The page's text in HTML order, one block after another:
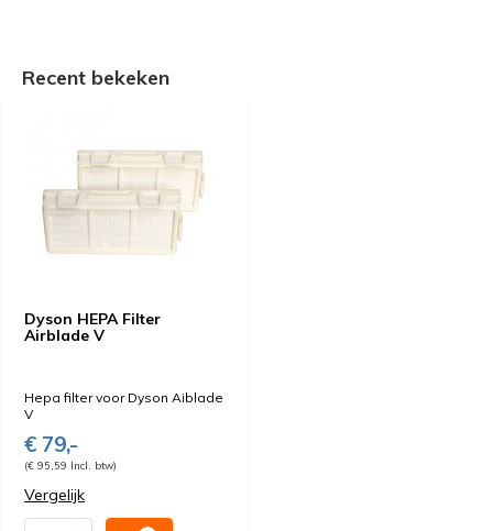
Recent bekeken
Dyson HEPA Filter
Airblade V
Hepa filter voor Dyson Aiblade
V
€ 79,-
(€ 95,59 Incl. btw)
Vergelijk